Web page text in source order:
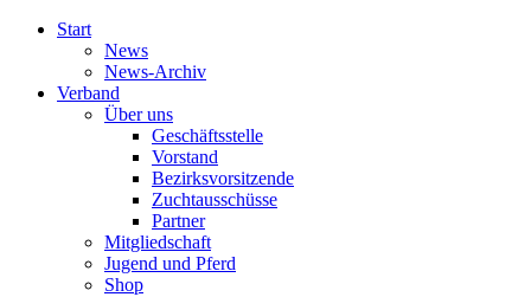
Start
News
News-Archiv
Verband
Über uns
Geschäftsstelle
Vorstand
Bezirksvorsitzende
Zuchtausschüsse
Partner
Mitgliedschaft
Jugend und Pferd
Shop